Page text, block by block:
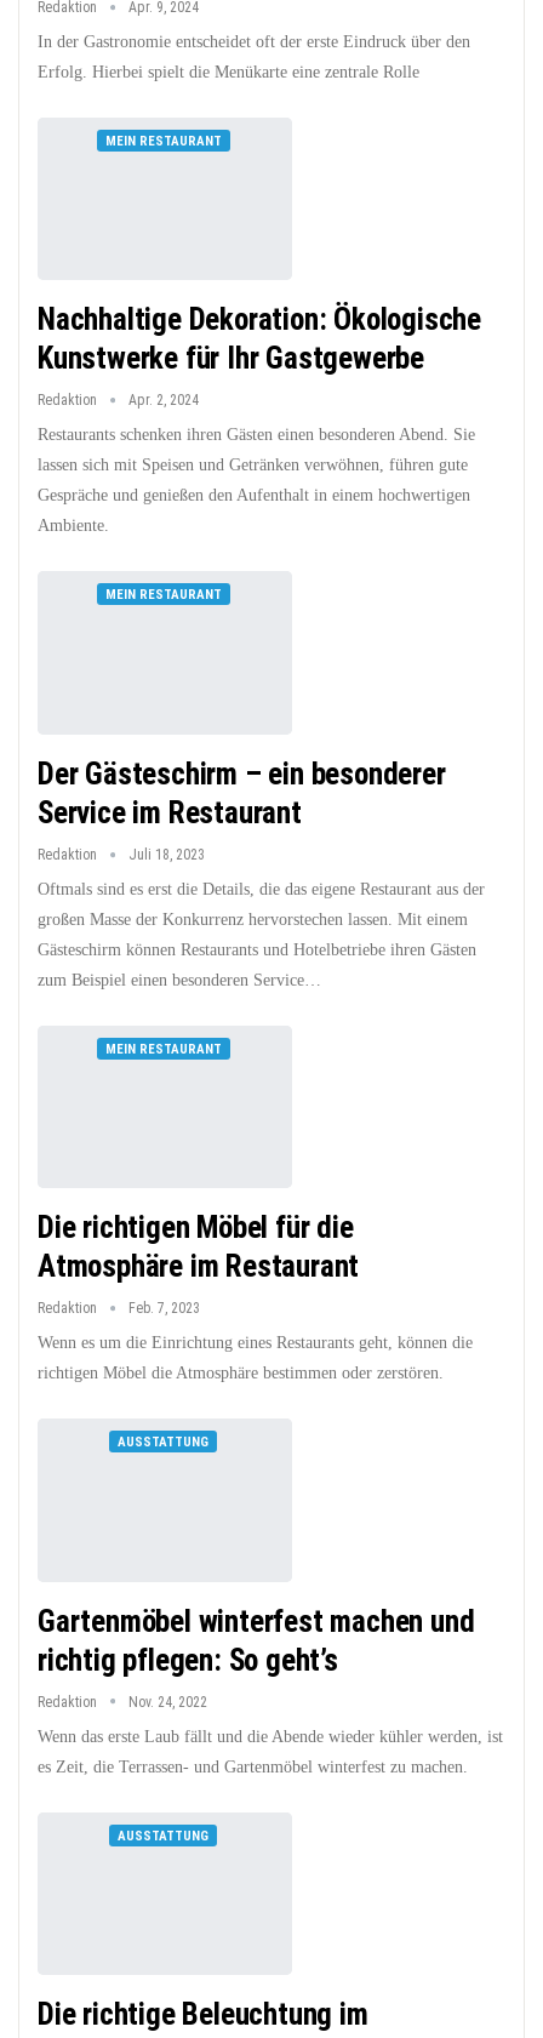
Redaktion Apr. 9, 2024
In der Gastronomie entscheidet oft der erste Eindruck über den
Erfolg. Hierbei spielt die Menükarte eine zentrale Rolle
MEIN RESTAURANT
Nachhaltige Dekoration: Ökologische
Kunstwerke für Ihr Gastgewerbe
Redaktion Apr. 2, 2024
Restaurants schenken ihren Gästen einen besonderen Abend. Sie
lassen sich mit Speisen und Getränken verwöhnen, führen gute
Gespräche und genießen den Aufenthalt in einem hochwertigen
Ambiente.
MEIN RESTAURANT
Der Gästeschirm – ein besonderer
Service im Restaurant
Redaktion Juli 18, 2023
Oftmals sind es erst die Details, die das eigene Restaurant aus der
großen Masse der Konkurrenz hervorstechen lassen. Mit einem
Gästeschirm können Restaurants und Hotelbetriebe ihren Gästen
zum Beispiel einen besonderen Service…
MEIN RESTAURANT
Die richtigen Möbel für die
Atmosphäre im Restaurant
Redaktion Feb. 7, 2023
Wenn es um die Einrichtung eines Restaurants geht, können die
richtigen Möbel die Atmosphäre bestimmen oder zerstören.
AUSSTATTUNG
Gartenmöbel winterfest machen und
richtig pflegen: So geht’s
Redaktion Nov. 24, 2022
Wenn das erste Laub fällt und die Abende wieder kühler werden, ist
es Zeit, die Terrassen- und Gartenmöbel winterfest zu machen.
AUSSTATTUNG
Die richtige Beleuchtung im